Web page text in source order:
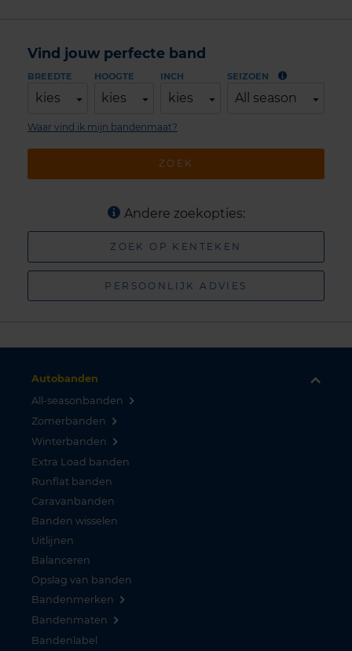
Vind jouw perfecte band
BREEDTE
kies
HOOGTE
kies
INCH
kies
SEIZOEN
All season
ZOEK
Waar vind ik mijn bandenmaat?
Andere zoekopties:
ZOEK OP KENTEKEN
PERSOONLIJK ADVIES
Autobanden
All-seasonbanden
Zomerbanden
Winterbanden
Extra Load banden
Runflat banden
Caravanbanden
Banden wisselen
Uitlijnen
Balanceren
Opslag van banden
Bandenmerken
Bandenmaten
Bandenlabel